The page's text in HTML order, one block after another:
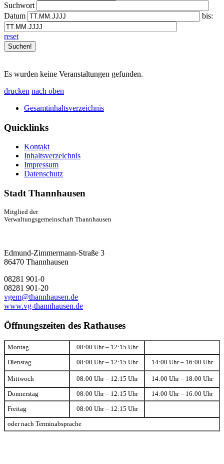
Suchwort
Datum
bis:
reset
Es wurden keine Veranstaltungen gefunden.
drucken nach oben
Gesamtinhaltsverzeichnis
Quicklinks
Kontakt
Inhaltsverzeichnis
Impressum
Datenschutz
Stadt Thannhausen
Mitglied der
Verwaltungsgemeinschaft Thannhausen
Edmund-Zimmermann-Straße 3
86470 Thannhausen
08281 901-0
08281 901-20
vgem@thannhausen.de
www.vg-thannhausen.de
Öffnungszeiten des Rathauses
Montag 08:00 Uhr – 12:15 Uhr
Dienstag 08:00 Uhr – 12:15 Uhr 14:00 Uhr – 16:00 Uhr
Mittwoch 08:00 Uhr – 12:15 Uhr 14:00 Uhr – 18:00 Uhr
Donnerstag 08:00 Uhr – 12:15 Uhr 14:00 Uhr – 16:00 Uhr
Freitag 08:00 Uhr – 12:15 Uhr
oder nach Terminabsprache